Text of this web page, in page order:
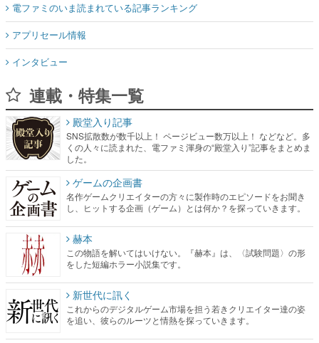
電ファミのいま読まれている記事ランキング
アプリセール情報
インタビュー
連載・特集一覧
殿堂入り記事
SNS拡散数が数千以上！ ページビュー数万以上！ などなど。多
くの人々に読まれた、電ファミ渾身の“殿堂入り”記事をまとめま
した。
ゲームの企画書
名作ゲームクリエイターの方々に製作時のエピソードをお聞き
し、ヒットする企画（ゲーム）とは何か？を探っていきます。
赫本
この物語を解いてはいけない。『赫本』は、〈試験問題〉の形
をした短編ホラー小説集です。
新世代に訊く
これからのデジタルゲーム市場を担う若きクリエイター達の姿
を追い、彼らのルーツと情熱を探っていきます。